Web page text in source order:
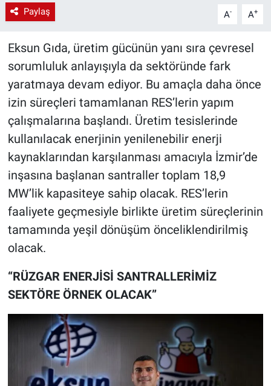
Paylaş A- A+
Eksun Gıda, üretim gücünün yanı sıra çevresel
sorumluluk anlayışıyla da sektöründe fark
yaratmaya devam ediyor. Bu amaçla daha önce
izin süreçleri tamamlanan RES’lerin yapım
çalışmalarına başlandı. Üretim tesislerinde
kullanılacak enerjinin yenilenebilir enerji
kaynaklarından karşılanması amacıyla İzmir’de
inşasına başlanan santraller toplam 18,9
MW’lik kapasiteye sahip olacak. RES’lerin
faaliyete geçmesiyle birlikte üretim süreçlerinin
tamamında yeşil dönüşüm önceliklendirilmiş
olacak.
“RÜZGAR ENERJİSİ SANTRALLERİMİZ
SEKTÖRE ÖRNEK OLACAK”